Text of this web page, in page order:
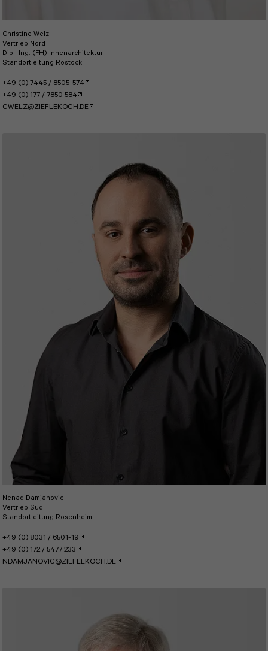
Christine Welz
Vertrieb Nord
Dipl. Ing. (FH) Innenarchitektur
Standortleitung Rostock
+49 (0) 7445 / 8505-574
+49 (0) 177 / 7850 584
CWELZ@ZIEFLEKOCH.DE
Nenad Damjanovic
Vertrieb Süd
Standortleitung Rosenheim
+49 (0) 8031 / 6501-19
+49 (0) 172 / 5477 233
NDAMJANOVIC@ZIEFLEKOCH.DE